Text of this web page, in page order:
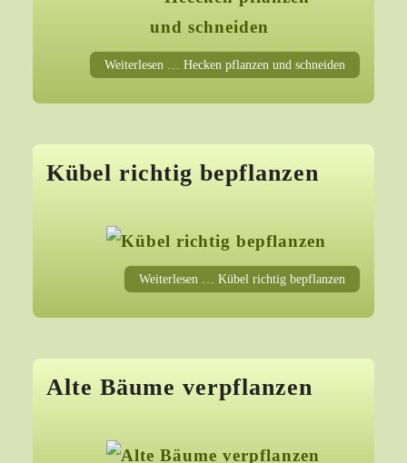
Weiterlesen … Hecken pflanzen und schneiden
Kübel richtig bepflanzen
Weiterlesen … Kübel richtig bepflanzen
Alte Bäume verpflanzen